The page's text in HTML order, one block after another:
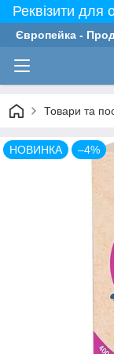
Реквізити для
Європейка -
Товари та
НОВИНКА –4%